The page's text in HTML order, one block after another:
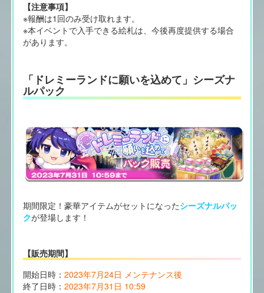
【注意事項】
※報酬は1回のみ受け取れます。
※本イベントで入手できる絵札は、今後再度提供する場合
があります。
「ドレミーランドに願いを込めて」シーズナ
ルパック
期間限定！豪華アイテムがセットになったシーズナルパッ
クが登場します！
【販売期間】
開始日時： 2023年7月24日 メンテナンス後
終了日時： 2023年7月31日 10:59